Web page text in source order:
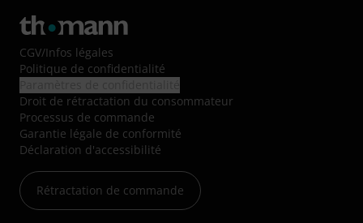
CGV/Infos légales
Politique de confidentialité
Droit de rétractation du consommateur
Processus de commande
Garantie légale de conformité
Déclaration d'accessibilité
Rétractation de commande